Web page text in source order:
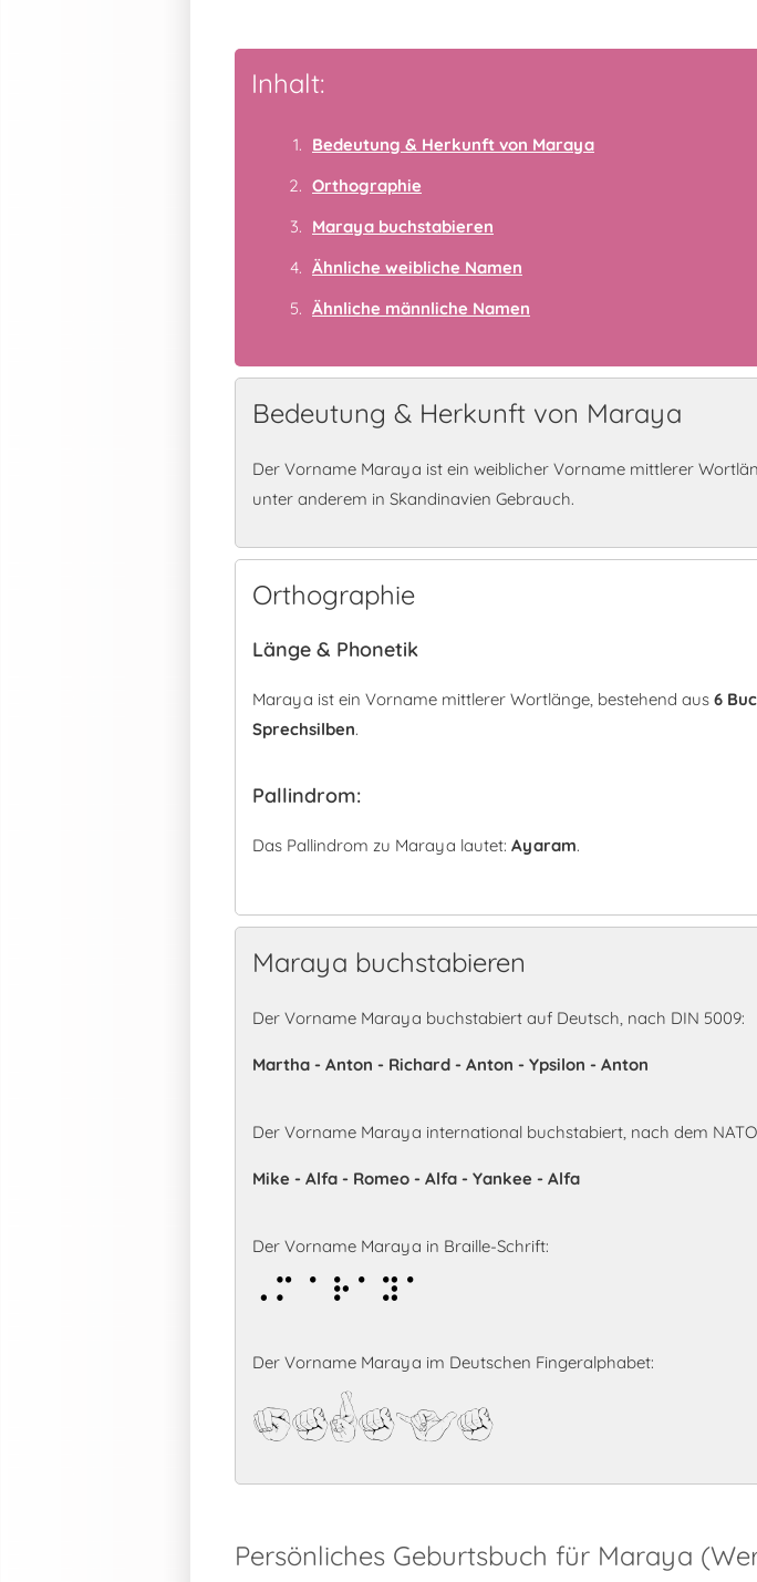
Inhalt:
Bedeutung & Herkunft von Maraya
Orthographie
Maraya buchstabieren
Ähnliche weibliche Namen
Ähnliche männliche Namen
Bedeutung & Herkunft von Maraya
Der Vorname Maraya ist ein weiblicher Vorname mittlerer
unter anderem in Skandinavien Gebrauch.
Orthographie
Länge & Phonetik
Maraya ist ein Vorname mittlerer Wortlänge, bestehend aus 6
Sprechsilben.
Pallindrom:
Das Pallindrom zu Maraya lautet: Ayaram.
Maraya buchstabieren
Der Vorname Maraya buchstabiert auf Deutsch, nach DIN 5009:
Martha - Anton - Richard - Anton - Ypsilon - Anton
Der Vorname Maraya international buchstabiert, nach dem
Mike - Alfa - Romeo - Alfa - Yankee - Alfa
Der Vorname Maraya in Braille-Schrift:
Maraya
Der Vorname Maraya im Deutschen Fingeralphabet:
Maraya
Persönliches Geburtsbuch für Maraya